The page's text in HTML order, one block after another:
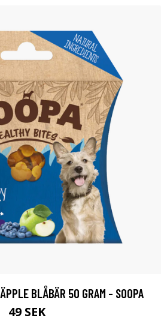
BLÅBÄR 50 GRAM - SOOPA
49 SEK